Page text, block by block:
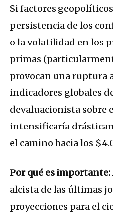
Si factores
persistencia de los
o la volatilidad en los
primas
provocan una ruptura
indicadores globales
devaluacionista sobre
intensificaría
el camino hacia los
Por qué es importante:
alcista de las últimas
proyecciones para el